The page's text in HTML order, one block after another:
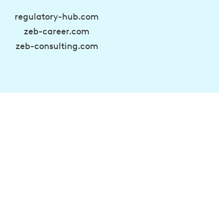
regulatory-hub.com
zeb-career.com
zeb-consulting.com